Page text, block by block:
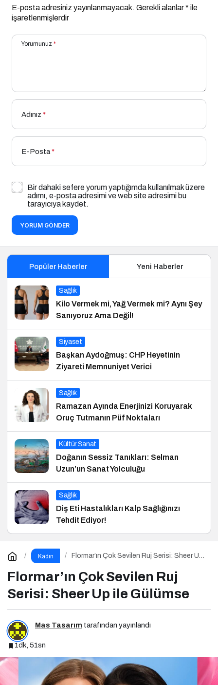
E-posta adresiniz yayınlanmayacak. Gerekli alanlar* ile
işaretlenmişlerdir
Yorumunuz *
Adınız *
E-Posta*
Bir dahaki sefere yorum yaptığımda kullanılmak üzere
adımı, e-posta adresimi ve web site adresimi bu
tarayıcıya kaydet.
YORUM GÖNDER
Popüler Haberler Yeni Haberler
Sağlık
Kilo Vermek mi, Yağ Vermek mi? Aynı Şey
Sanıyoruz Ama Değil!
Siyaset
Başkan Aydoğmuş: CHP Heyetinin
Ziyareti Memnuniyet Verici
Sağlık
Ramazan Ayında Enerjinizi Koruyarak
Oruç Tutmanın Püf Noktaları
Kültür Sanat
Doğanın Sessiz Tanıkları: Selman
Uzun’un Sanat Yolculuğu
Sağlık
Diş Eti Hastalıkları Kalp Sağlığınızı
Tehdit Ediyor!
Kadın
Flormar’ın Çok Sevilen Ruj Serisi: Sheer Up
Flormar’ın Çok Sevilen Ruj
Serisi: Sheer Up ile Gülümse
Mas Tasarım tarafından yayınlandı
1dk, 51sn